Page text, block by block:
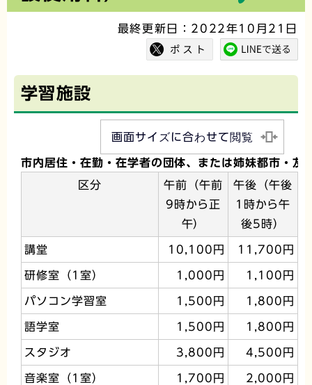
か
最終更新日：2022年10月21日
学習施設
画面サイズに合わせて閲覧
市内居住・在勤・在学者の団体、または姉妹都市・友
区分
午前（午前
9時から正
午）
午後（午後
1時から午
後5時）
講堂 10,100円 11,700円
研修室（1室） 1,000円 1,100円
パソコン学習室 1,500円 1,800円
語学室 1,500円 1,800円
スタジオ 3,800円 4,500円
音楽室（1室） 1,700円 2,000円